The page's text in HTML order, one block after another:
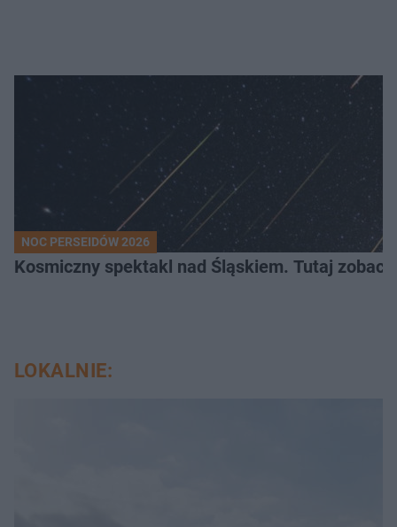
NOC PERSEIDÓW 2026
Kosmiczny spektakl nad Śląskiem. Tutaj
LOKALNIE: